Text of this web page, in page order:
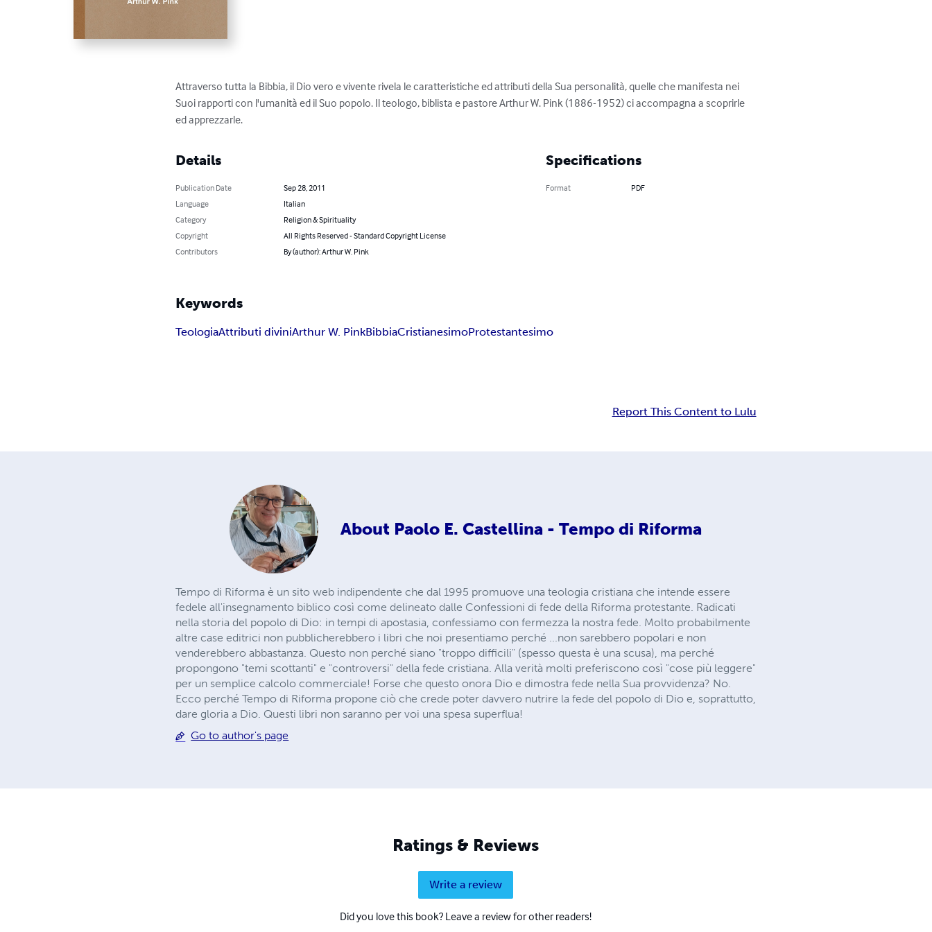
Attraverso tutta la Bibbia, il Dio vero e vivente rivela le caratteristiche ed attributi della Sua personalità, quelle che manifesta nei
Suoi rapporti con l'umanità ed il Suo popolo. Il teologo, biblista e pastore Arthur W. Pink (1886-1952) ci accompagna a scoprirle
ed apprezzarle.
Details
Publication Date
Sep 28, 2011
Language
Italian
Category
Religion & Spirituality
Copyright
All Rights Reserved - Standard Copyright License
Contributors
By (author): Arthur W. Pink
Specifications
Format PDF
Keywords
TeologiaAttributi diviniArthur W. PinkBibbiaCristianesimoProtestantesimo
Report This Content to Lulu
About Paolo E. Castellina - Tempo di Riforma
Tempo di Riforma è un sito web indipendente che dal 1995 promuove una teologia cristiana che intende essere
fedele all'insegnamento biblico così come delineato dalle Confessioni di fede della Riforma protestante. Radicati
nella storia del popolo di Dio: in tempi di apostasia, confessiamo con fermezza la nostra fede. Molto probabilmente
altre case editrici non pubblicherebbero i libri che noi presentiamo perché ...non sarebbero popolari e non
venderebbero abbastanza. Questo non perché siano "troppo difficili" (spesso questa è una scusa), ma perché
propongono "temi scottanti" e "controversi" della fede cristiana. Alla verità molti preferiscono così "cose più leggere"
per un semplice calcolo commerciale! Forse che questo onora Dio e dimostra fede nella Sua provvidenza? No.
Ecco perché Tempo di Riforma propone ciò che crede poter davvero nutrire la fede del popolo di Dio e, soprattutto,
dare gloria a Dio. Questi libri non saranno per voi una spesa superflua!
Go to author's page
Ratings & Reviews
Write a review
Did you love this book? Leave a review for other readers!